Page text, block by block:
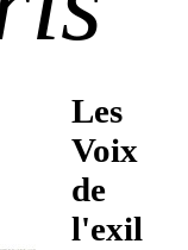
Les
Voix
de
l'exil